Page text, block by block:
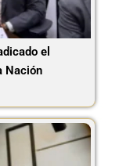
el
Nación